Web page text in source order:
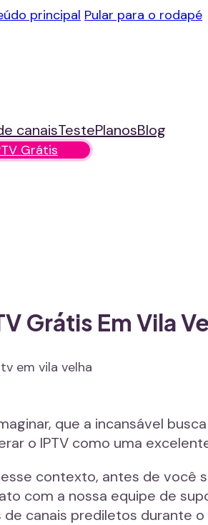
principal Pular para o rodapé
canaisTestePlanosBlog
Grátis
Grátis Em Vila
que a incansável
o IPTV como uma
contexto, antes de você
com a nossa equipe de
canais prediletos durante